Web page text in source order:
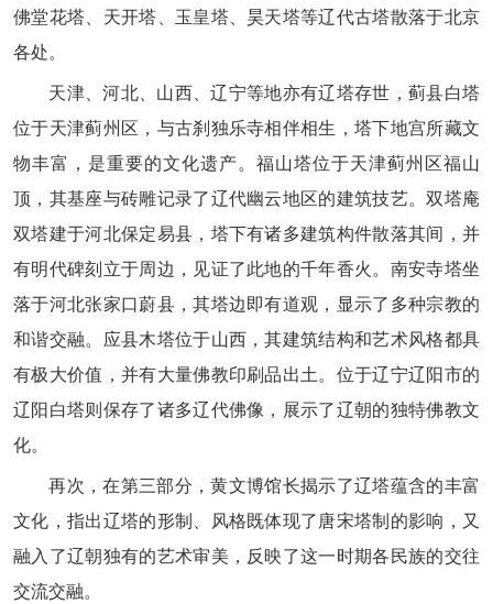
佛堂花塔、天开塔、玉皇塔、昊天塔等辽代古塔散落于北京
各处。
天津、河北、山西、辽宁等地亦有辽塔存世，蓟县白塔
位于天津蓟州区，与古刹独乐寺相伴相生，塔下地宫所藏文
物丰富，是重要的文化遗产。福山塔位于天津蓟州区福山
顶，其基座与砖雕记录了辽代幽云地区的建筑技艺。双塔庵
双塔建于河北保定易县，塔下有诸多建筑构件散落其间，并
有明代碑刻立于周边，见证了此地的千年香火。南安寺塔坐
落于河北张家口蔚县，其塔边即有道观，显示了多种宗教的
和谐交融。应县木塔位于山西，其建筑结构和艺术风格都具
有极大价值，并有大量佛教印刷品出土。位于辽宁辽阳市的
辽阳白塔则保存了诸多辽代佛像，展示了辽朝的独特佛教文
化。
再次，在第三部分，黄文博馆长揭示了辽塔蕴含的丰富
文化，指出辽塔的形制、风格既体现了唐宋塔制的影响，又
融入了辽朝独有的艺术审美，反映了这一时期各民族的交往
交流交融。